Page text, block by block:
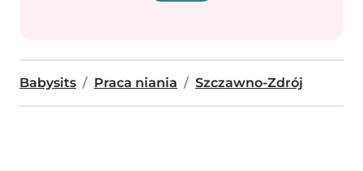
Babysits Praca niania Szczawno-Zdrój